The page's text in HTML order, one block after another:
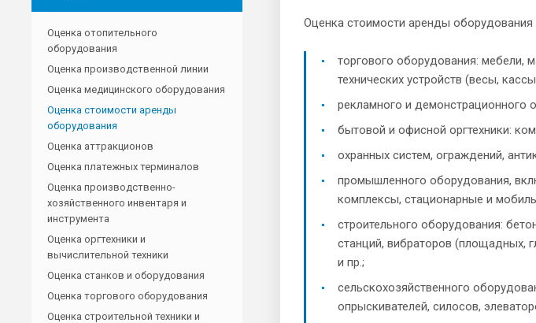
Оценка стоимости аренды
торгового оборудования: мебели,
технических устройств (весы,
рекламного и демонстрационного
бытовой и офисной оргтехники:
охранных систем, ограждений,
промышленного оборудования,
комплексы, стационарные и
строительного оборудования:
станций, вибраторов (площадных,
и пр.;
сельскохозяйственного
опрыскивателей, силосов,
Оценка отопительного
оборудования
Оценка производственной линии
Оценка медицинского оборудования
Оценка стоимости аренды
оборудования
Оценка аттракционов
Оценка платежных терминалов
Оценка производственно-
хозяйственного инвентаря и
инструмента
Оценка оргтехники и
вычислительной техники
Оценка станков и оборудования
Оценка торгового оборудования
Оценка строительной техники и